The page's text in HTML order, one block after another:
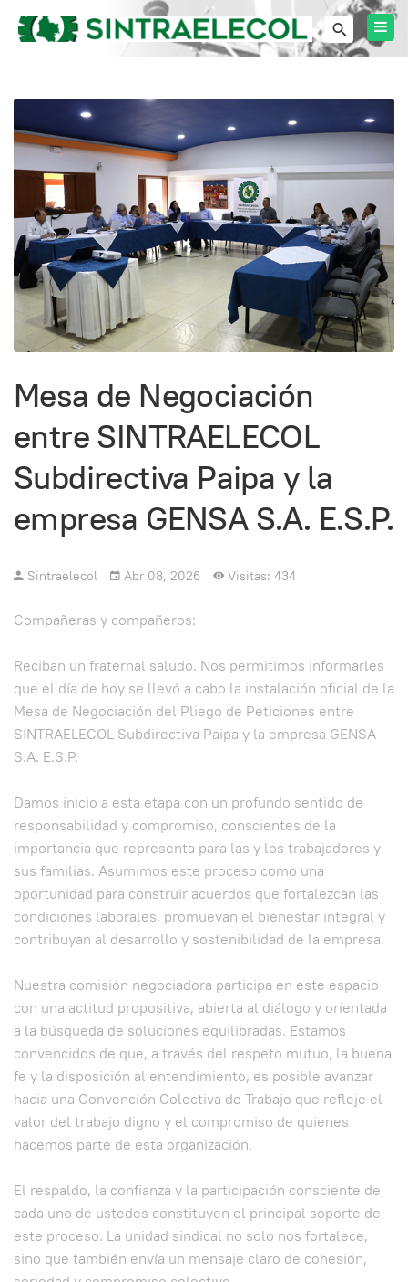
Mesa de Negociación
entre SINTRAELECOL
Subdirectiva Paipa y la
empresa GENSA S.A. E.S.P.
Sintraelecol Abr 08, 2026 Visitas: 434
Compañeras y compañeros:
Reciban un fraternal saludo. Nos permitimos informarles
que el día de hoy se llevó a cabo la instalación oficial de la
Mesa de Negociación del Pliego de Peticiones entre
SINTRAELECOL Subdirectiva Paipa y la empresa GENSA
S.A. E.S.P.
Damos inicio a esta etapa con un profundo sentido de
responsabilidad y compromiso, conscientes de la
importancia que representa para las y los trabajadores y
sus familias. Asumimos este proceso como una
oportunidad para construir acuerdos que fortalezcan las
condiciones laborales, promuevan el bienestar integral y
contribuyan al desarrollo y sostenibilidad de la empresa.
Nuestra comisión negociadora participa en este espacio
con una actitud propositiva, abierta al diálogo y orientada
a la búsqueda de soluciones equilibradas. Estamos
convencidos de que, a través del respeto mutuo, la buena
fe y la disposición al entendimiento, es posible avanzar
hacia una Convención Colectiva de Trabajo que refleje el
valor del trabajo digno y el compromiso de quienes
hacemos parte de esta organización.
El respaldo, la confianza y la participación consciente de
cada uno de ustedes constituyen el principal soporte de
este proceso. La unidad sindical no solo nos fortalece,
sino que también envía un mensaje claro de cohesión,